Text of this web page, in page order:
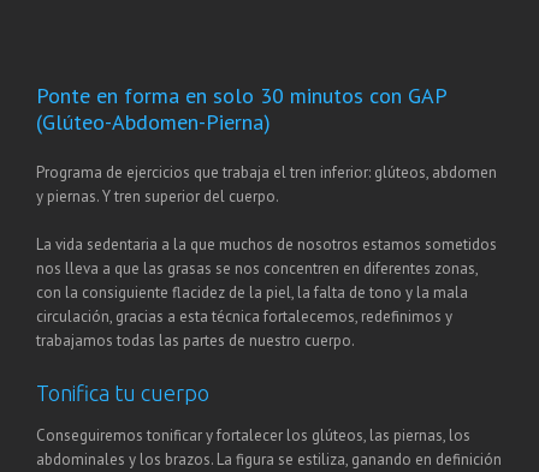
Ponte en forma en solo 30 minutos con GAP
(Glúteo-Abdomen-Pierna)
Programa de ejercicios que trabaja el tren inferior: glúteos, abdomen
y piernas. Y tren superior del cuerpo.
La vida sedentaria a la que muchos de nosotros estamos sometidos
nos lleva a que las grasas se nos concentren en diferentes zonas,
con la consiguiente flacidez de la piel, la falta de tono y la mala
circulación, gracias a esta técnica fortalecemos, redefinimos y
trabajamos todas las partes de nuestro cuerpo.
Tonifica tu cuerpo
Conseguiremos tonificar y fortalecer los glúteos, las piernas, los
abdominales y los brazos. La figura se estiliza, ganando en definición